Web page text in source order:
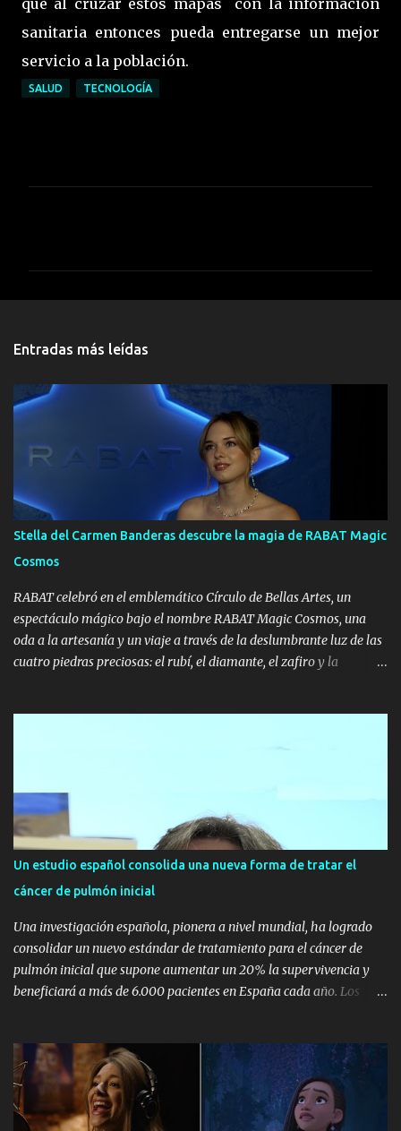
que al cruzar estos mapas con la información
sanitaria entonces pueda entregarse un mejor
servicio a la población.
SALUD TECNOLOGÍA
t
i
o
s
Entradas más leídas
Stella del Carmen Banderas descubre la magia de RABAT Magic
Cosmos
RABAT celebró en el emblemático Círculo de Bellas Artes, un
espectáculo mágico bajo el nombre RABAT Magic Cosmos, una
oda a la artesanía y un viaje a través de la deslumbrante luz de las
cuatro piedras preciosas: el rubí, el diamante, el zafiro y la
firma que acudieron a esta cita especial luciendo las colecciones
icónicas de RABAT. Stella del Carmen Banderas, Ana Boyer,
Eugenia Silva, Sandra Gago, Helene y Martina Svedin, Peter Vives,
Oriol Elcacho, Davinia Pelegrí, Lucía Losada, Marta Oria, Sofía
Paramio e Inés de Cominges, entre otras, disfrutaron de una
velada única y llena de sorpresas. Stella del Carmen lució RABAT
Diamonds, las piezas más icónicas en las que el diam...
Un estudio español consolida una nueva forma de tratar el
cáncer de pulmón inicial
Una investigación española, pionera a nivel mundial, ha logrado
consolidar un nuevo estándar de tratamiento para el cáncer de
pulmón inicial que supone aumentar un 20% la supervivencia y
beneficiará a más de 6.000 pacientes en España cada año. Los
New England Journal of Medicine y refrendan el gran beneficio de
la quimio-inmunoterapia con nivolumab antes de operar los
tumores de pulmón en estadios III. Los datos de NADIM II que se
publican en NEJM abren la puerta a aumentar el porcentaje de